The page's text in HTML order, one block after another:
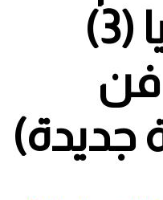
الاستراتيجيا (3)
فن
جديدة)